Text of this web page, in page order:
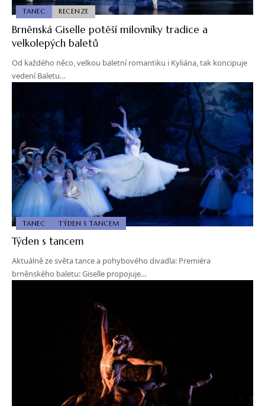
TANEC RECENZE
Brněnská Giselle potěší milovníky tradice a
velkolepých baletů
Od každého něco, velkou baletní romantiku i Kyliána, tak koncipuje
vedení Baletu…
TANEC TÝDEN S TANCEM
Týden s tancem
Aktuálně ze světa tance a pohybového divadla: Premiéra
brněnského baletu: Giselle propojuje…